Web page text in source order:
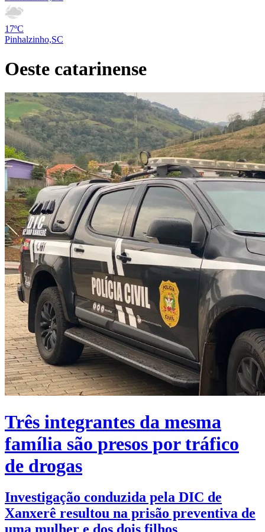
17ºC
Pinhalzinho,SC
Oeste catarinense
Três integrantes da mesma
família são presos por tráfico
de drogas
Investigação conduzida pela DIC de
Xanxerê resultou na prisão preventiva de